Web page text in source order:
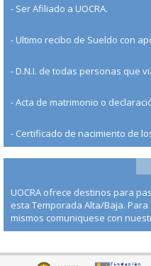
- Ser Afiliado a UOCRA.
- Ultimo recibo de Sueldo con
- D.N.I. de todas personas que
- Acta de matrimonio o
- Certificado de nacimiento de
UOCRA ofrece destinos para
esta Temporada Alta/Baja.
mismos comuniquese con